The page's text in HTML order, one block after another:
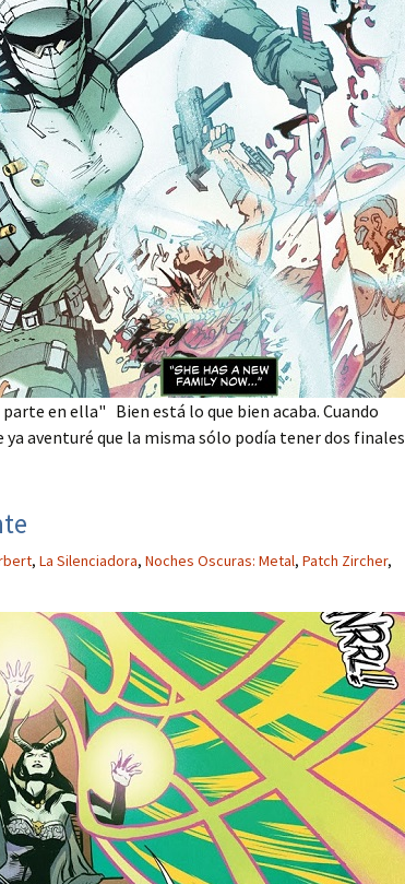
en ella" Bien está lo que bien acaba. Cuando
aventuré que la misma sólo podía tener dos finales
, La Silenciadora, Noches Oscuras: Metal, Patch Zircher,